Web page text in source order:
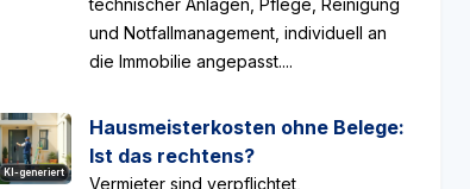
technischer Anlagen, Pflege, Reinigung
und Notfallmanagement, individuell an
die Immobilie angepasst....
KI-generiert
Hausmeisterkosten ohne Belege:
Ist das rechtens?
Vermieter sind verpflichtet,